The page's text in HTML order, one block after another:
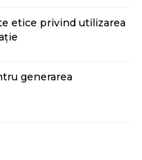
etice privind utilizarea
generarea